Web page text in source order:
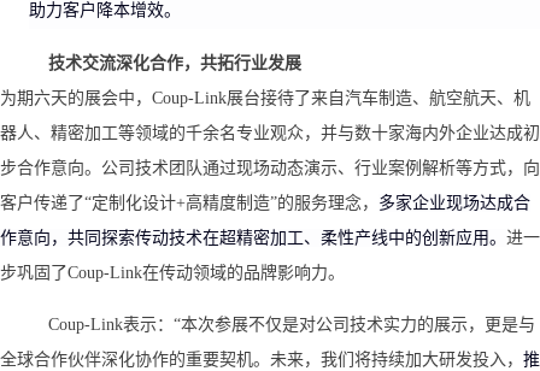
助力客户降本增效。
技术交流深化合作，共拓行业发展
为期六天的展会中， Coup-Link展台接待了来自汽车制造、航空航天、机
器人、精密加工等领域的千余名专业观众，并与数十家海内外企业达成初
步合作意向。公司技术团队通过现场动态演示、行业案例解析等方式，向
客户传递了“定制化设计+高精度制造”的服务理念， 多家企业现场达成合
作意向，共同探索传动技术在超精密加工、柔性产线中的创新应用。 进一
步巩固了Coup-Link在传动领域的品牌影响力。
Coup-Link表示：“本次参展不仅是对公司技术实力的展示，更是与
全球合作伙伴深化协作的重要契机。未来，我们将持续加大研发投入， 推